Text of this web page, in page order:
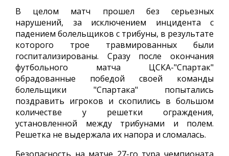
В целом матч прошел без серьезных
нарушений, за исключением инцидента с
падением болельщиков с трибуны, в результате
которого трое травмированных были
госпитализированы. Сразу после окончания
футбольного матча ЦСКА-"Спартак"
обрадованные победой своей команды
болельщики "Спартака" попытались
поздравить игроков и скопились в большом
количестве у решетки ограждения,
установленной между трибунами и полем.
Решетка не выдержала их напора и сломалась.